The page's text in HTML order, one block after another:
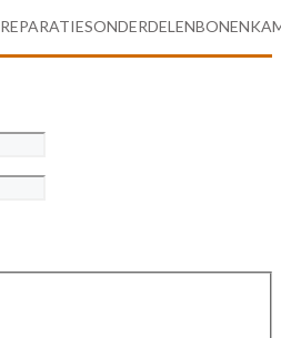
REPARATIESONDERDELEN